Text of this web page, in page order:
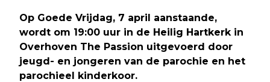
Op Goede Vrijdag, 7 april aanstaande,
wordt om 19:00 uur in de Heilig Hartkerk in
Overhoven The Passion uitgevoerd door
jeugd- en jongeren van de parochie en het
parochieel kinderkoor.